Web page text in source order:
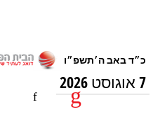
7 אוגוסט 2026